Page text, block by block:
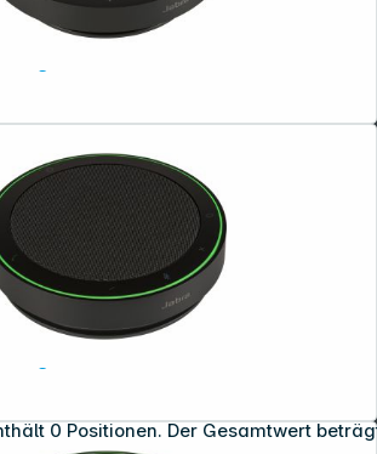
0 Positionen. Der Gesamtwert
USB-A / USB-C
USB-A / USB-C
Bluetooth